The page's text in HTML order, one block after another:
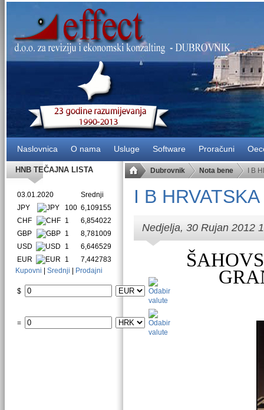
Naslovnica O nama Usluge Software Proračuni
Dubrovnik Nota bene I B
I B
Nedjelja, 30 Rujan 2012
HNB TEČAJNA LISTA
03.01.2020
Srednji
JPY
100 6,109155
CHF
1
6,854022
GBP
1
8,781009
USD
1
6,646529
EUR
1
7,442783
Kupovni
Srednji Prodajni
$
=